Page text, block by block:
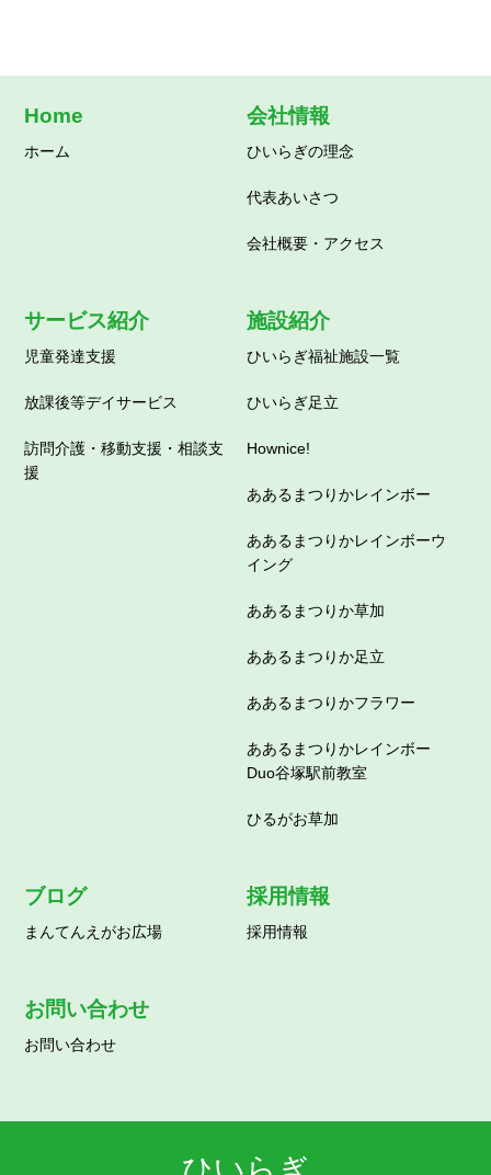
わおん草加西町・草加小山・草加北谷【ペット共
Home
ホーム
会社情報
ひいらぎの理念
代表あいさつ
会社概要・アクセス
サービス紹介
児童発達支援
放課後等デイサービス
訪問介護・移動支援・相談支
援
施設紹介
ひいらぎ福祉施設一覧
ひいらぎ足立
Hownice!
ああるまつりかレインボー
ああるまつりかレインボーウ
イング
ああるまつりか草加
ああるまつりか足立
ああるまつりかフラワー
ああるまつりかレインボー
Duo谷塚駅前教室
ひるがお草加
ブログ
まんてんえがお広場
採用情報
採用情報
お問い合わせ
お問い合わせ